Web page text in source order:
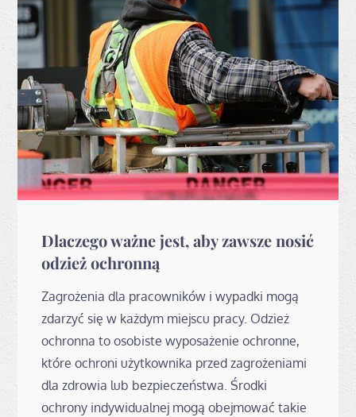
Dlaczego ważne jest, aby zawsze nosić
odzież ochronną
Zagrożenia dla pracowników i wypadki mogą
zdarzyć się w każdym miejscu pracy. Odzież
ochronna to osobiste wyposażenie ochronne,
które ochroni użytkownika przed zagrożeniami
dla zdrowia lub bezpieczeństwa. Środki
ochrony indywidualnej mogą obejmować takie